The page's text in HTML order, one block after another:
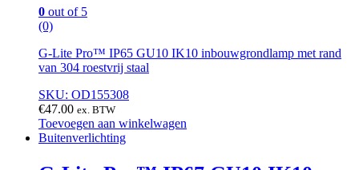
0 out of 5
(0)
G-Lite Pro™ IP65 GU10 IK10 inbouwgrondlamp met rand
van 304 roestvrij staal
SKU: OD155308
€47.00 ex. BTW
Toevoegen aan winkelwagen
Buitenverlichting